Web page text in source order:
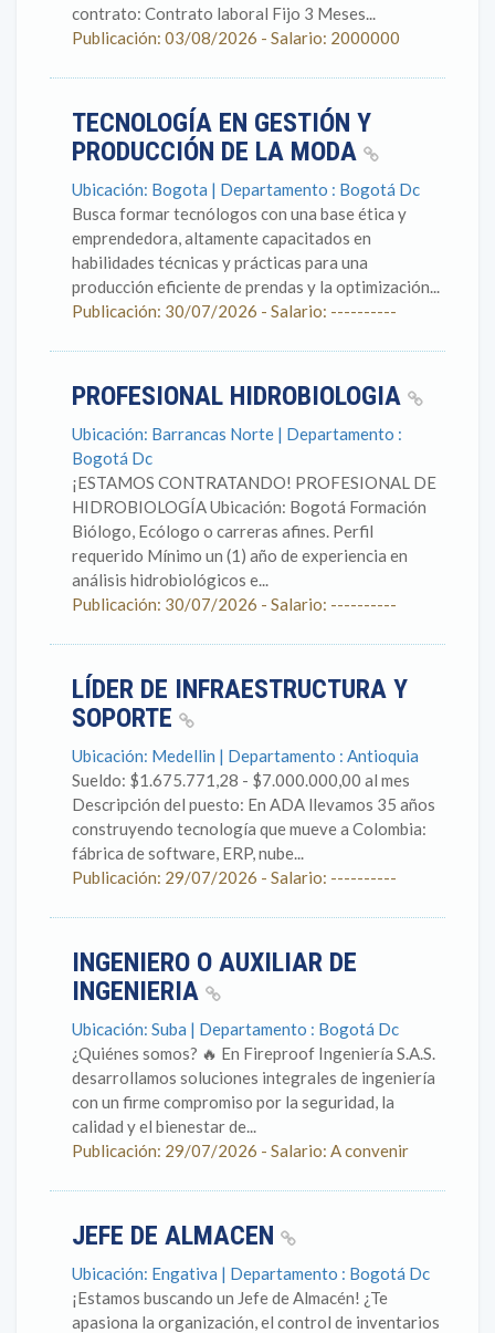
contrato: Contrato laboral Fijo 3 Meses...
Publicación: 03/08/2026 - Salario: 2000000
TECNOLOGÍA EN GESTIÓN Y
PRODUCCIÓN DE LA MODA
Ubicación: Bogota | Departamento : Bogotá Dc
Busca formar tecnólogos con una base ética y
emprendedora, altamente capacitados en
habilidades técnicas y prácticas para una
producción eficiente de prendas y la optimización...
Publicación: 30/07/2026 - Salario: ----------
PROFESIONAL HIDROBIOLOGIA
Ubicación: Barrancas Norte | Departamento :
Bogotá Dc
¡ESTAMOS CONTRATANDO! PROFESIONAL DE
HIDROBIOLOGÍA Ubicación: Bogotá Formación
Biólogo, Ecólogo o carreras afines. Perfil
requerido Mínimo un (1) año de experiencia en
análisis hidrobiológicos e...
Publicación: 30/07/2026 - Salario: ----------
LÍDER DE INFRAESTRUCTURA Y
SOPORTE
Ubicación: Medellin | Departamento : Antioquia
Sueldo: $1.675.771,28 - $7.000.000,00 al mes
Descripción del puesto: En ADA llevamos 35 años
construyendo tecnología que mueve a Colombia:
fábrica de software, ERP, nube...
Publicación: 29/07/2026 - Salario: ----------
INGENIERO O AUXILIAR DE
INGENIERIA
Ubicación: Suba | Departamento : Bogotá Dc
¿Quiénes somos? 🔥 En Fireproof Ingeniería S.A.S.
desarrollamos soluciones integrales de ingeniería
con un firme compromiso por la seguridad, la
calidad y el bienestar de...
Publicación: 29/07/2026 - Salario: A convenir
JEFE DE ALMACEN
Ubicación: Engativa | Departamento : Bogotá Dc
¡Estamos buscando un Jefe de Almacén! ¿Te
apasiona la organización, el control de inventarios